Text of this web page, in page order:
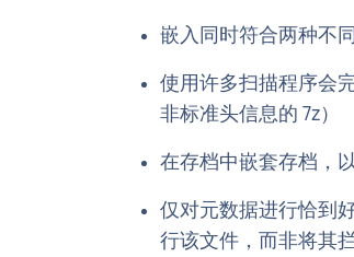
嵌入同时符合两种不
使用许多扫描程序会
非标准头信息的 7z）
在存档中嵌套存档，
仅对元数据进行恰到
行该文件，而非将其